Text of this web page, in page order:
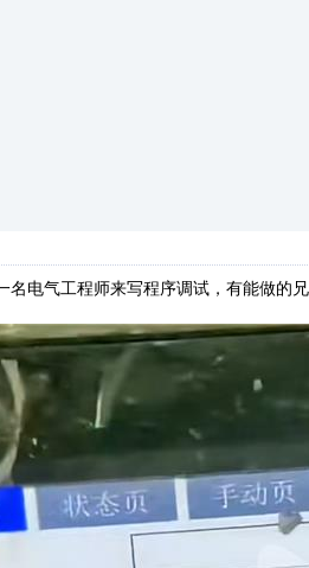
名电气工程师来写程序调试，有能做的